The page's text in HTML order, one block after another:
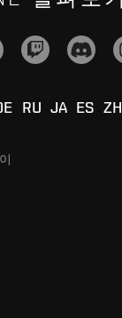
RU JA ES ZH